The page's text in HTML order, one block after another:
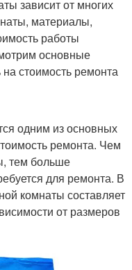
зависит от многих
материалы,
работы
основные
стоимость ремонта
одним из основных
ремонта. Чем
тем больше
для ремонта. В
комнаты составляет
от размеров